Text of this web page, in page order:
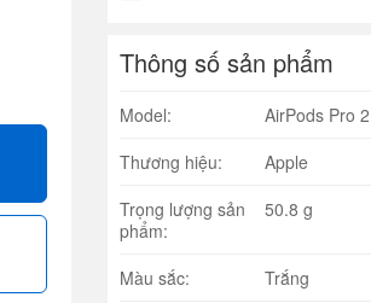
Thông số sản phẩm
Model:
AirPods Pro 2
Thương hiệu:
Apple
Trọng lượng sản
phẩm:
50.8 g
Màu sắc:
Trắng